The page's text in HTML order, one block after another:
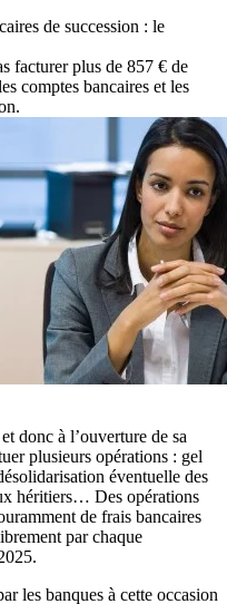
de succession : le
facturer plus de 857 € de
comptes bancaires et les
donc à l’ouverture de sa
plusieurs opérations : gel
éventuelle des
héritiers… Des opérations
de frais bancaires
par chaque
les banques à cette occasion